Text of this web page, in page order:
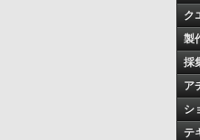
ク
製
採
ア
シ
テ